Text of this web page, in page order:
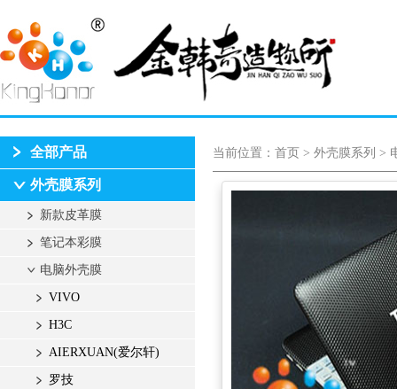
全部产品
外壳膜系列
新款皮革膜
笔记本彩膜
电脑外壳膜
VIVO
H3C
AIERXUAN(爱尔轩)
罗技
当前位置： 首页 > 外壳膜系列 >